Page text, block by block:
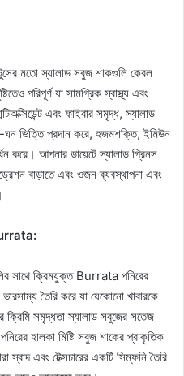
মতো স্যালাড সবুজ শাকগুলি কেবল
পরিপূর্ণ যা সামগ্রিক স্বাস্থ্য এবং
এবং ফাইবার সমৃদ্ধ, স্যালাড
ঘন ভিত্তি প্রদান করে, হজমশক্তি, ইমিউন
করে। আপনার ডায়েটে স্যালাড গ্রিনস
বাড়াতে এবং ওজন ব্যবস্থাপনা এবং
সাথে ক্রিমযুক্ত Burrata পনিরের
তৈরি করে যা যেকোনো খাবারকে
সমৃদ্ধতা স্যালাড সবুজের সতেজ
হালকা মিষ্টি সবুজ শাকের প্রাকৃতিক
এবং টেক্সচারের একটি সিম্ফনি তৈরি